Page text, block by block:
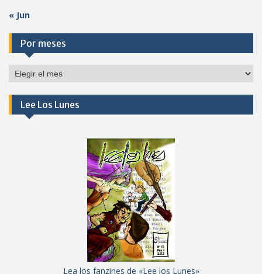
« Jun
Por meses
Por
Lee Los Lunes
Lea los fanzines de «Lee los Lunes»